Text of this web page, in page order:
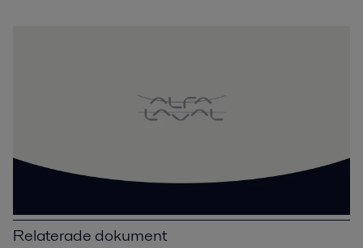
Relaterade dokument